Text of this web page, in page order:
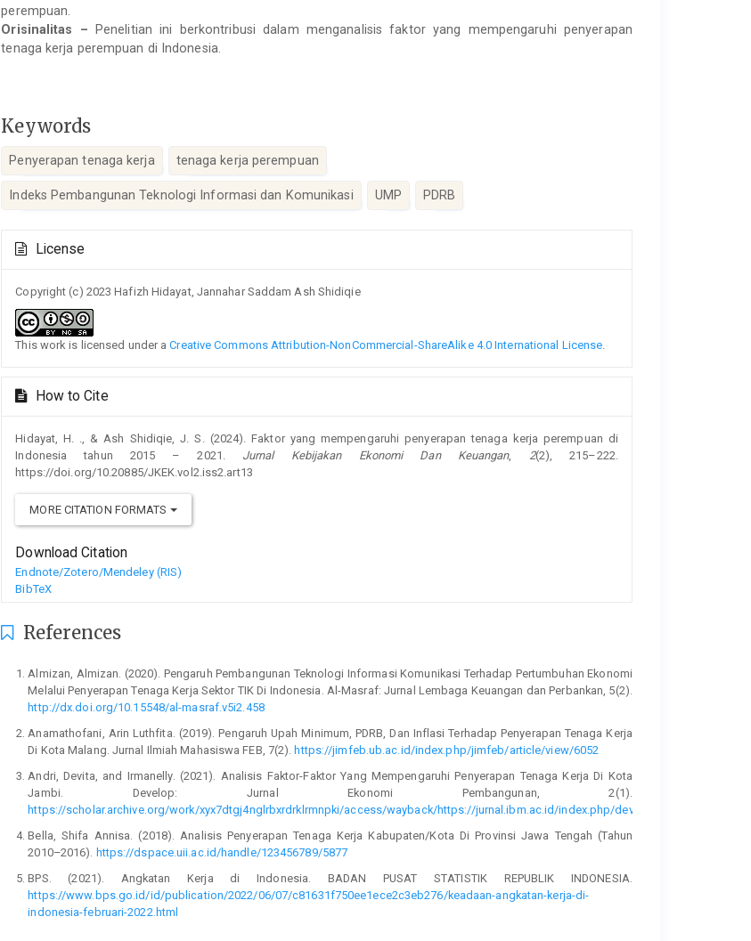
perempuan.
Orisinalitas – Penelitian ini berkontribusi dalam menganalisis faktor yang mempengaruhi penyerapan
tenaga kerja perempuan di Indonesia.
Keywords
Penyerapan tenaga kerja tenaga kerja perempuan
Indeks Pembangunan Teknologi Informasi dan Komunikasi UMP PDRB
Article
Details
License
Copyright (c) 2023 Hafizh Hidayat, Jannahar Saddam Ash Shidiqie
This work is licensed under aCreative Commons Attribution-NonCommercial-ShareAlike 4.0 International License
How to Cite
Hidayat, H. ., & Ash Shidiqie, J. S. (2024). Faktor yang mempengaruhi penyerapan tenaga kerja perempuan di
Indonesia tahun 2015 – 2021. Jurnal Kebijakan Ekonomi Dan Keuangan, 2(2), 215–222.
https://doi.org/10.20885/JKEK.vol2.iss2.art13
MORE CITATION FORMATS
Download Citation
Endnote/Zotero/Mendeley (RIS)
BibTeX
References
Almizan, Almizan. (2020). Pengaruh Pembangunan Teknologi Informasi Komunikasi Terhadap Pertumbuhan Ekonomi
Melalui Penyerapan Tenaga Kerja Sektor TIK Di Indonesia. Al-Masraf: Jurnal Lembaga Keuangan dan Perbankan, 5(2).
http://dx.doi.org/10.15548/al-masraf.v5i2.458
Anamathofani, Arin Luthfita. (2019). Pengaruh Upah Minimum, PDRB, Dan Inflasi Terhadap Penyerapan Tenaga Kerja
Di Kota Malang. Jurnal Ilmiah Mahasiswa FEB, 7(2).https://jimfeb.ub.ac.id/index.php/jimfeb/article/view/6052
Andri, Devita, and Irmanelly. (2021). Analisis Faktor-Faktor Yang Mempengaruhi Penyerapan Tenaga Kerja Di Kota
Jambi. Develop: Jurnal Ekonomi Pembangunan, 2(1).
https://scholar.archive.org/work/xyx7dtgj4nglrbxrdrklrmnpki/access/wayback/https://jurnal.ibm.ac.id/index.php/develop/article/
Bella, Shifa Annisa. (2018). Analisis Penyerapan Tenaga Kerja Kabupaten/Kota Di Provinsi Jawa Tengah (Tahun
2010–2016). https://dspace.uii.ac.id/handle/123456789/5877
BPS. (2021). Angkatan Kerja di Indonesia. BADAN PUSAT STATISTIK REPUBLIK INDONESIA.
https://www.bps.go.id/id/publication/2022/06/07/c81631f750ee1ece2c3eb276/keadaan-angkatan-kerja-di-
indonesia-februari-2022.html